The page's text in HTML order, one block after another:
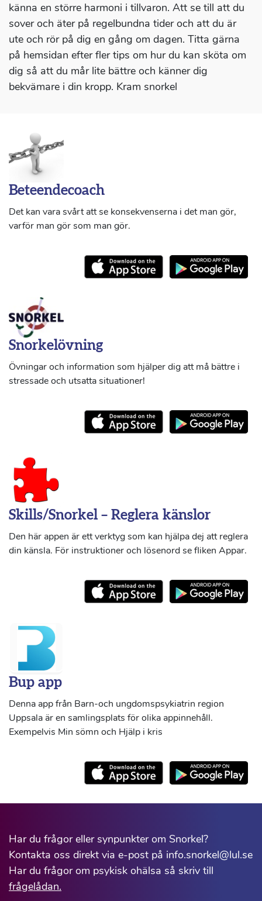
känna en större harmoni i tillvaron. Att se till att du
sover och äter på regelbundna tider och att du är
ute och rör på dig en gång om dagen. Titta gärna
på hemsidan efter fler tips om hur du kan sköta om
dig så att du mår lite bättre och känner dig
bekvämare i din kropp. Kram snorkel
Beteendecoach
Det kan vara svårt att se konsekvenserna i det man gör,
varför man gör som man gör.
Snorkelövning
Övningar och information som hjälper dig att må bättre i
stressade och utsatta situationer!
Skills/Snorkel – Reglera känslor
Den här appen är ett verktyg som kan hjälpa dej att reglera
din känsla. För instruktioner och lösenord se fliken Appar.
Bup app
Denna app från Barn-och ungdomspsykiatrin region
Uppsala är en samlingsplats för olika appinnehåll.
Exempelvis Min sömn och Hjälp i kris
Har du frågor eller synpunkter om Snorkel?
Kontakta oss direkt via e-post på info.snorkel@lul.se
Har du frågor om psykisk ohälsa så skriv till
frågelådan.